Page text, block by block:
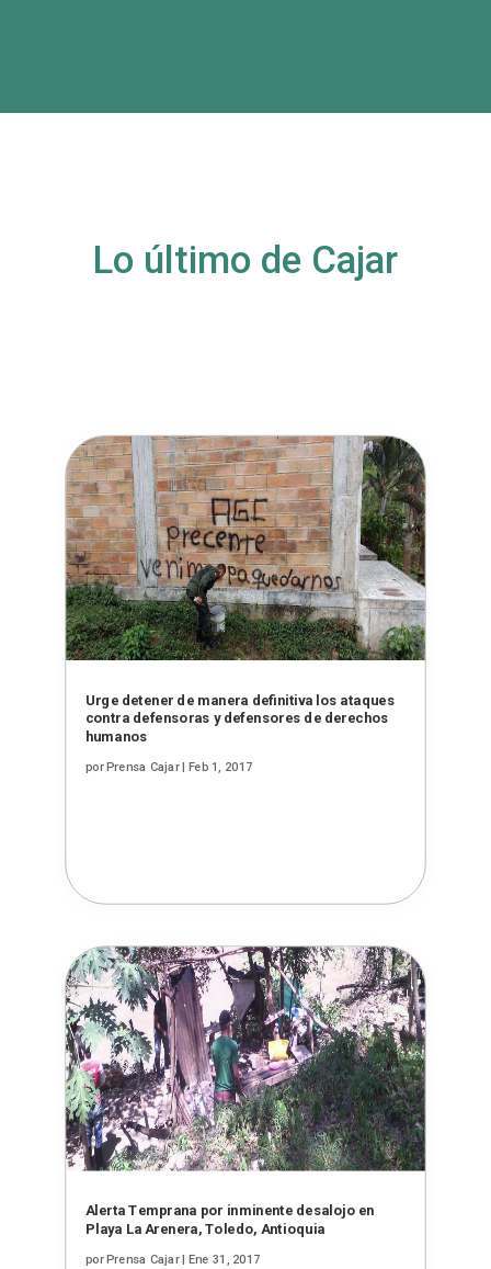
Lo último de Cajar
Urge detener de manera definitiva los ataques
contra defensoras y defensores de derechos
humanos
porPrensa Cajar| Feb 1, 2017
Alerta Temprana por inminente desalojo en
Playa La Arenera, Toledo, Antioquia
porPrensa Cajar| Ene 31, 2017